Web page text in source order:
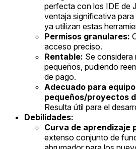
perfecta con los IDE de
ventaja significativa
ya utilizan estas
Permisos granulares:
acceso preciso.
Rentable: Se considera
pequeños, pudiendo
de pago.
Adecuado para
pequeños/proyectos
Resulta útil para el
Debilidades:
Curva de aprendizaje
extenso conjunto de